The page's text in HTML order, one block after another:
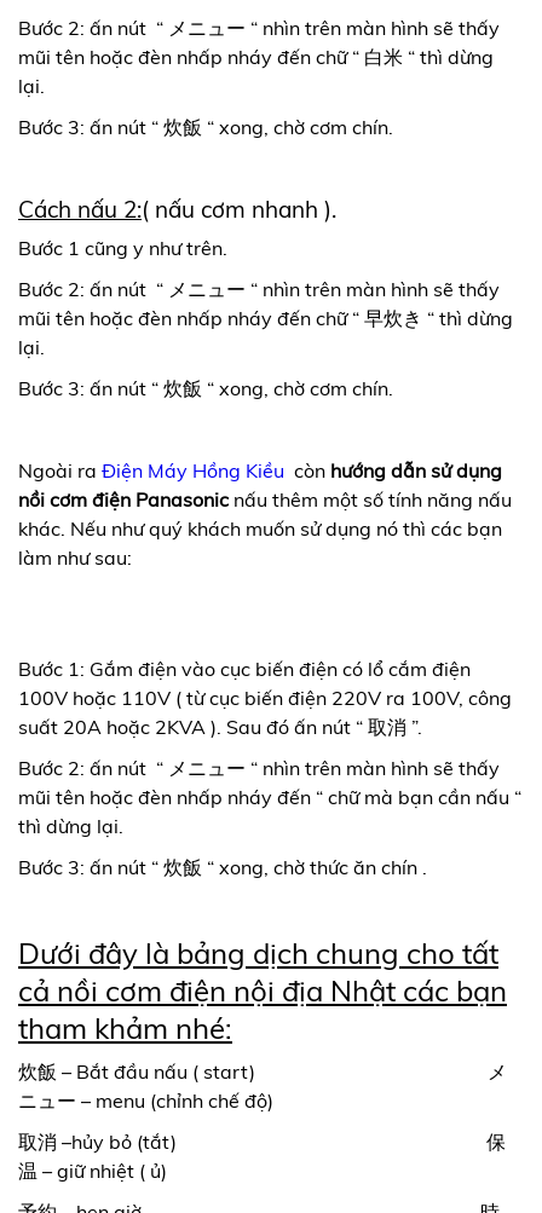
Bước 2: ấn nút “ メニュー “ nhìn trên màn hình sẽ thấy
mũi tên hoặc đèn nhấp nháy đến chữ “ 白米 “ thì dừng
lại.
Bước 3: ấn nút “ 炊飯 “ xong, chờ cơm chín.
Cách nấu 2:( nấu cơm nhanh ).
Bước 1 cũng y như trên.
Bước 2: ấn nút “ メニュー “ nhìn trên màn hình sẽ thấy
mũi tên hoặc đèn nhấp nháy đến chữ “ 早炊き “ thì dừng
lại.
Bước 3: ấn nút “ 炊飯 “ xong, chờ cơm chín.
Ngoài ra Điện Máy Hồng Kiều còn hướng dẫn sử dụng
nồi cơm điện Panasonic nấu thêm một số tính năng nấu
khác. Nếu như quý khách muốn sử dụng nó thì các bạn
làm như sau:
Bước 1: Gắm điện vào cục biến điện có lổ cắm điện
100V hoặc 110V ( từ cục biến điện 220V ra 100V, công
suất 20A hoặc 2KVA ). Sau đó ấn nút “ 取消 ”.
Bước 2: ấn nút “ メニュー “ nhìn trên màn hình sẽ thấy
mũi tên hoặc đèn nhấp nháy đến “ chữ mà bạn cần nấu “
thì dừng lại.
Bước 3: ấn nút “ 炊飯 “ xong, chờ thức ăn chín .
Dưới đây là bảng dịch chung cho tất
cả nồi cơm điện nội địa Nhật các bạn
tham khảm nhé:
炊飯 – Bắt đầu nấu ( start) メ
ニュー – menu (chỉnh chế độ)
取消 –hủy bỏ (tắt) 保
温 – giữ nhiệt ( ủ)